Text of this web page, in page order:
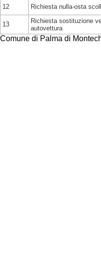
12 Richiesta nulla-osta
13
Richiesta sostituzione
autovettura
Comune di Palma di